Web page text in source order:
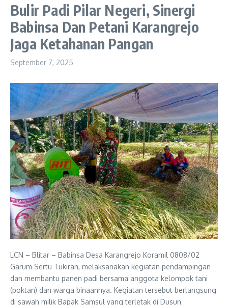
Bulir Padi Pilar Negeri, Sinergi
Babinsa Dan Petani Karangrejo
Jaga Ketahanan Pangan
September 7, 2025
LCN – Blitar – Babinsa Desa Karangrejo Koramil 0808/02
Garum Sertu Tukiran, melaksanakan kegiatan pendampingan
dan membantu panen padi bersama anggota kelompok tani
(poktan) dan warga binaannya. Kegiatan tersebut berlangsung
di sawah milik Bapak Samsul yang terletak di Dusun